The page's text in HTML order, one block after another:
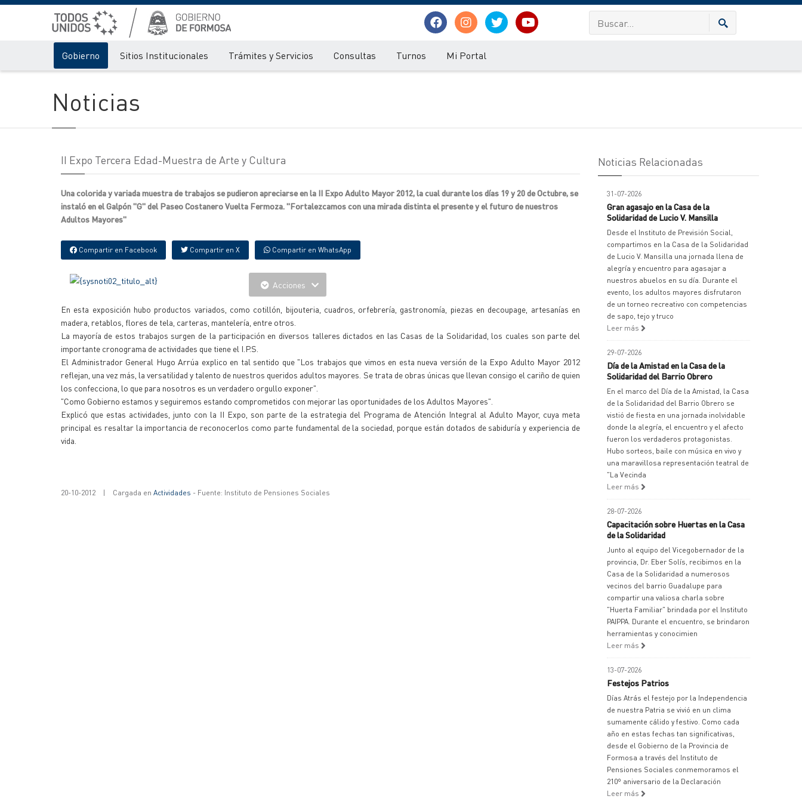
Gobierno Sitios Institucionales Trámites y Servicios Consultas Turnos Mi Portal
Noticias
II Expo Tercera Edad-Muestra de Arte y Cultura
Una colorida y variada muestra de trabajos se pudieron apreciarse en la II Expo Adulto Mayor 2012, la cual durante los días 19 y 20 de Octubre, se
instaló en el Galpón "G" del Paseo Costanero Vuelta Fermoza. "Fortalezcamos con una mirada distinta el presente y el futuro de nuestros
Adultos Mayores"
Compartir en Facebook Compartir en X Compartir en WhatsApp
Acciones
En esta exposición hubo productos variados, como cotillón, bijouteria, cuadros, orfebrería, gastronomía, piezas en decoupage, artesanías en
madera, retablos, flores de tela, carteras, mantelería, entre otros.
La mayoría de estos trabajos surgen de la participación en diversos talleres dictados en las Casas de la Solidaridad, los cuales son parte del
importante cronograma de actividades que tiene el I.P.S.
El Administrador General Hugo Arrúa explico en tal sentido que "Los trabajos que vimos en esta nueva versión de la Expo Adulto Mayor 2012
reflejan, una vez más, la versatilidad y talento de nuestros queridos adultos mayores. Se trata de obras únicas que llevan consigo el cariño de quien
los confecciona, lo que para nosotros es un verdadero orgullo exponer".
"Como Gobierno estamos y seguiremos estando comprometidos con mejorar las oportunidades de los Adultos Mayores".
Explicó que estas actividades, junto con la II Expo, son parte de la estrategia del Programa de Atención Integral al Adulto Mayor, cuya meta
principal es resaltar la importancia de reconocerlos como parte fundamental de la sociedad, porque están dotados de sabiduría y experiencia de
vida.
20-10-2012 | Cargada en Actividades - Fuente: Instituto de Pensiones Sociales
Noticias Relacionadas
31-07-2026
Gran agasajo en la Casa de la
Solidaridad de Lucio V. Mansilla
Desde el Instituto de Previsión Social,
compartimos en la Casa de la Solidaridad
de Lucio V. Mansilla una jornada llena de
alegría y encuentro para agasajar a
nuestros abuelos en su día. Durante el
evento, los adultos mayores disfrutaron
de un torneo recreativo con competencias
de sapo, tejo y truco
Leer más
29-07-2026
Día de la Amistad en la Casa de la
Solidaridad del Barrio Obrero
En el marco del Día de la Amistad, la Casa
de la Solidaridad del Barrio Obrero se
vistió de fiesta en una jornada inolvidable
donde la alegría, el encuentro y el afecto
fueron los verdaderos protagonistas.
Hubo sorteos, baile con música en vivo y
una maravillosa representación teatral de
"La Vecinda
Leer más
28-07-2026
Capacitación sobre Huertas en la Casa
de la Solidaridad
Junto al equipo del Vicegobernador de la
provincia, Dr. Eber Solís, recibimos en la
Casa de la Solidaridad a numerosos
vecinos del barrio Guadalupe para
compartir una valiosa charla sobre
"Huerta Familiar" brindada por el Instituto
PAIPPA. Durante el encuentro, se brindaron
herramientas y conocimien
Leer más
13-07-2026
Festejos Patrios
Días Atrás el festejo por la Independencia
de nuestra Patria se vivió en un clima
sumamente cálido y festivo. Como cada
año en estas fechas tan significativas,
desde el Gobierno de la Provincia de
Formosa a través del Instituto de
Pensiones Sociales conmemoramos el
210º aniversario de la Declaración
Leer más